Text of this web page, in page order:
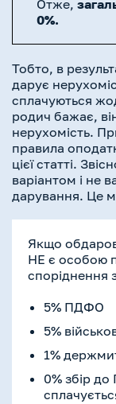
Отже,
0%.
Тобто, в
дарує
сплачуються
родич бажає,
нерухомість.
правила
цієї статті.
варіантом і не
дарування. Це
Якщо
НЕ є особою
споріднення
5% ПДФО
5%
1%
0% збір